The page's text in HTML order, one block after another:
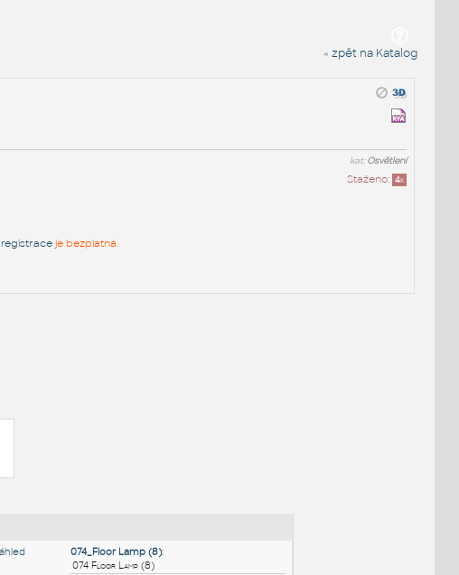
« zpět na Katalog
kat:Osvětlení
Staženo: 4x
registraceje bezplatná.